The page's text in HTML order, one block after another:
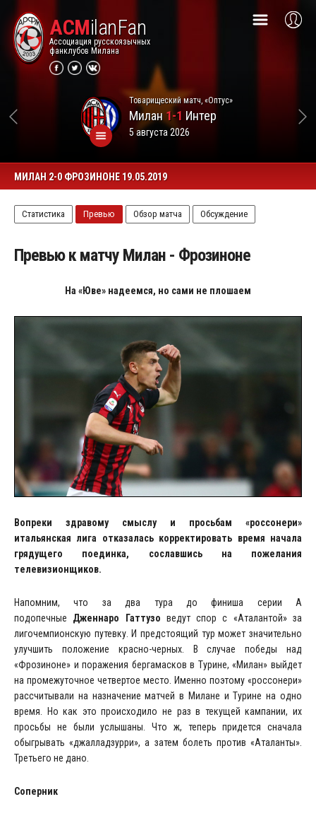
ACMilanFan
Ассоциация русскоязычных
фанклубов Милана
Товарищеский матч, «Оптус»
Милан1-1 Интер
5 августа 2026
МИЛАН 2-0 ФРОЗИНОНЕ 19.05.2019
Статистика Превью Обзор матча Обсуждение
Превью к матчу Милан - Фрозиноне
На «Юве» надеемся, но сами не плошаем
Вопреки здравому смыслу и просьбам «россонери»
итальянская лига отказалась корректировать время начала
грядущего поединка, сославшись на пожелания
телевизионщиков.
Напомним, что за два тура до финиша серии А
подопечные Дженнаро Гаттузо ведут спор с «Аталантой» за
лигочемпионскую путевку. И предстоящий тур может значительно
улучшить положение красно-черных. В случае победы над
«Фрозиноне» и поражения бергамасков в Турине, «Милан» выйдет
на промежуточное четвертое место. Именно поэтому «россонери»
рассчитывали на назначение матчей в Милане и Турине на одно
время. Но как это происходило не раз в текущей кампании, их
просьбы не были услышаны. Что ж, теперь придется сначала
обыгрывать «джалладзурри», а затем болеть против «Аталанты».
Третьего не дано.
Соперник